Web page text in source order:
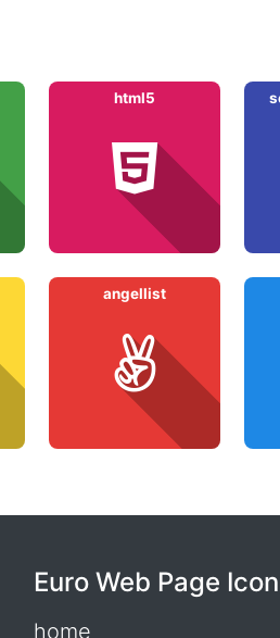
html5
angellist
Euro Web Page
home